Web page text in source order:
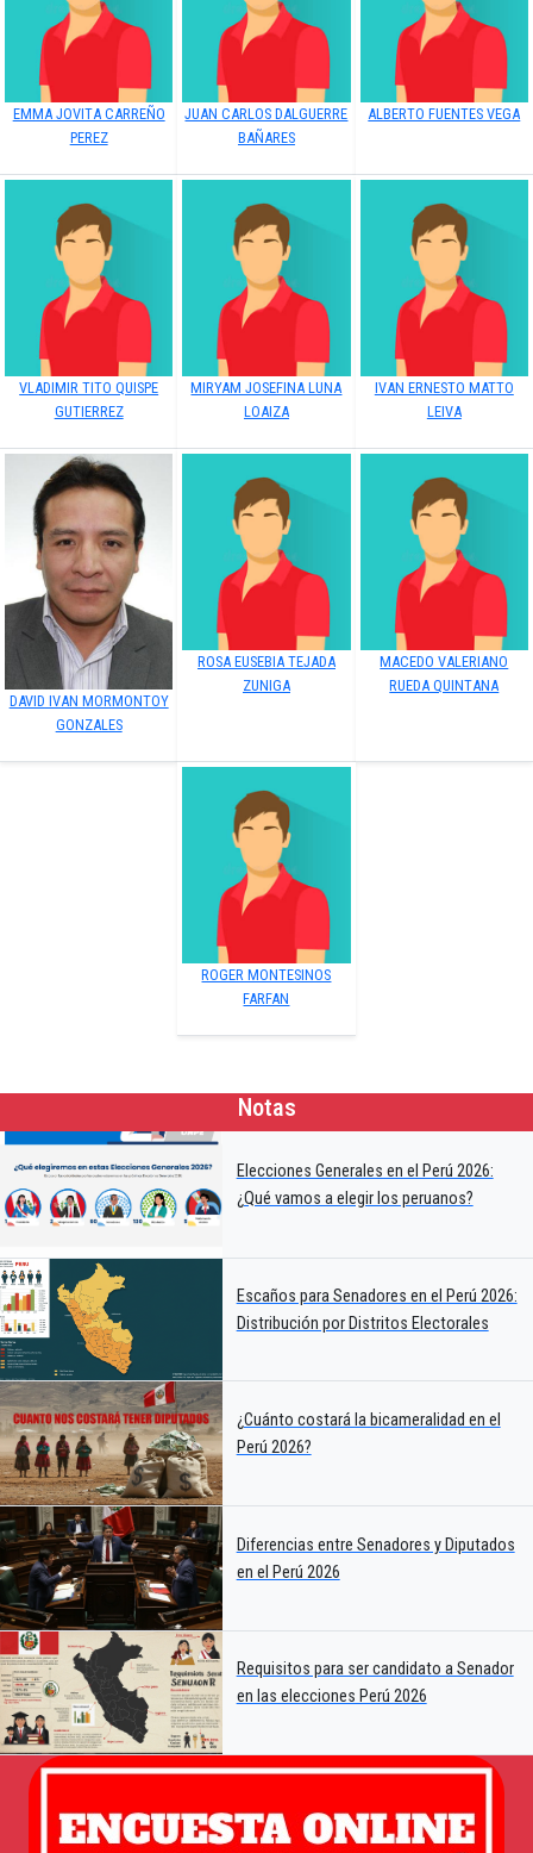
EMMA JOVITA CARREÑO
PEREZ
JUAN CARLOS DALGUERRE
BAÑARES
ALBERTO FUENTES VEGA
VLADIMIR TITO QUISPE
GUTIERREZ
MIRYAM JOSEFINA LUNA
LOAIZA
IVAN ERNESTO MATTO
LEIVA
DAVID IVAN MORMONTOY
GONZALES
ROSA EUSEBIA TEJADA
ZUNIGA
MACEDO VALERIANO
RUEDA QUINTANA
ROGER MONTESINOS
FARFAN
Notas
Elecciones Generales en el Perú 2026:
¿Qué vamos a elegir los peruanos?
Escaños para Senadores en el Perú 2026:
Distribución por Distritos Electorales
¿Cuánto costará la bicameralidad en el
Perú 2026?
Diferencias entre Senadores y Diputados
en el Perú 2026
Requisitos para ser candidato a Senador
en las elecciones Perú 2026